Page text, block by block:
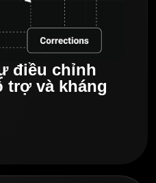
điều chỉnh
trợ và kháng